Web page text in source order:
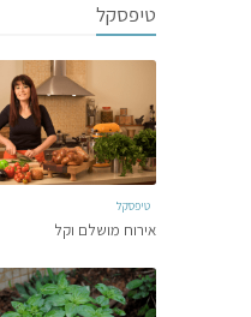
טיפסקל
טיפסקל
אירוח מושלם וקל